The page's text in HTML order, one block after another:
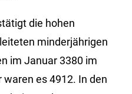
die hohen
minderjährigen
im Januar 3380 im
es 4912. In den